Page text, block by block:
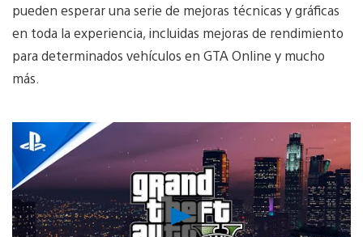
pueden esperar una serie de mejoras técnicas y gráficas
en toda la experiencia, incluidas mejoras de rendimiento
para determinados vehículos en GTA Online y mucho
más.
Reproducir
Video